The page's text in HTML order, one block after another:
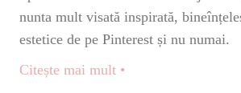
nunta mult visată inspirată,
estetice de pe Pinterest și nu numai.
Citește mai mult •